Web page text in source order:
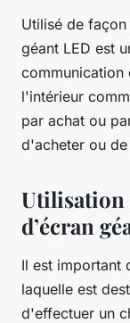
Utilisé de
géant LED est
communication
l'intérieur
par achat ou
d'acheter ou
Utilisation
d’écran
Il est important
laquelle est
d'effectuer un